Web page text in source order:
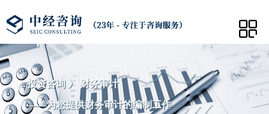
投资咨询 》 财务审计
——为您提供财务审计的编制工作